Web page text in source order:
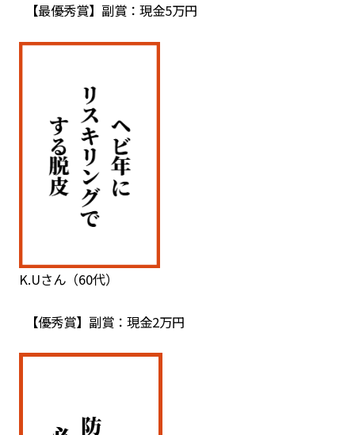
【最優秀賞】副賞：現金5万円
K.Uさん（60代）
【優秀賞】副賞：現金2万円